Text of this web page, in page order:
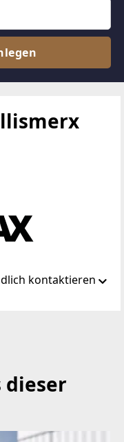
kontaktieren
more-voitsberg
dieser